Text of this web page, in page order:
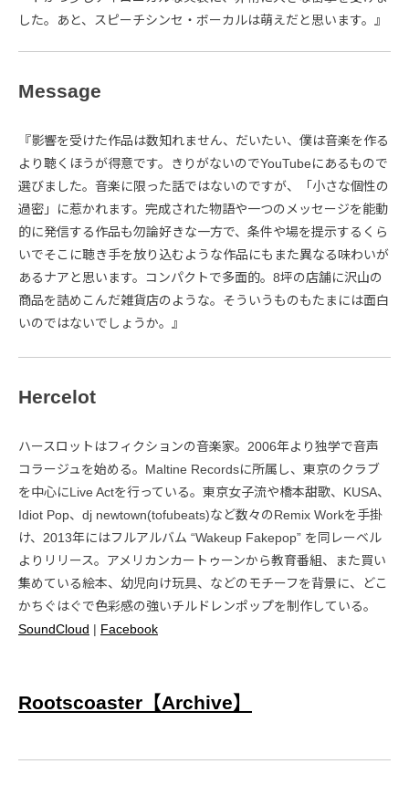
した。あと、スピーチシンセ・ボーカルは萌えだと思います。』
Message
『影響を受けた作品は数知れません、だいたい、僕は音楽を作る
より聴くほうが得意です。きりがないのでYouTubeにあるもので
選びました。音楽に限った話ではないのですが、「小さな個性の
過密」に惹かれます。完成された物語や一つのメッセージを能動
的に発信する作品も勿論好きな一方で、条件や場を提示するくら
いでそこに聴き手を放り込むような作品にもまた異なる味わいが
あるナアと思います。コンパクトで多面的。8坪の店舗に沢山の
商品を詰めこんだ雑貨店のような。そういうものもたまには面白
いのではないでしょうか。』
Hercelot
ハースロットはフィクションの音楽家。2006年より独学で音声
コラージュを始める。Maltine Recordsに所属し、東京のクラブ
を中心にLive Actを行っている。東京女子流や橋本甜歌、KUSA、
Idiot Pop、dj newtown(tofubeats)など数々のRemix Workを手掛
け、2013年にはフルアルバム “Wakeup Fakepop” を同レーベル
よりリリース。アメリカンカートゥーンから教育番組、また買い
集めている絵本、幼児向け玩具、などのモチーフを背景に、どこ
かちぐはぐで色彩感の強いチルドレンポップを制作している。
SoundCloud | Facebook
Rootscoaster【Archive】